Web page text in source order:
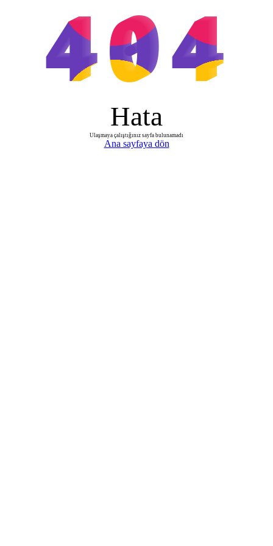
404
Hata
Ulaşmaya çalıştığınız sayfa bulunamadı
Ana sayfaya dön